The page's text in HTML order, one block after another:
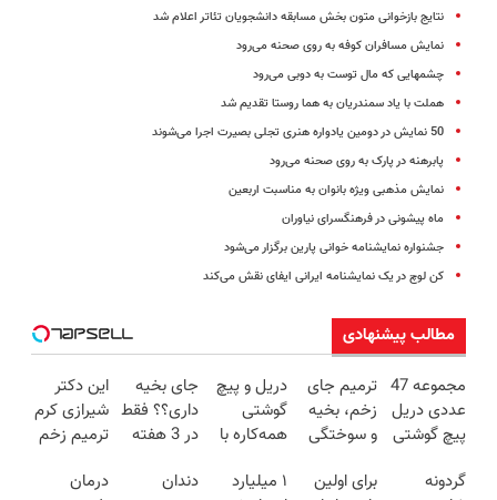
نتایج بازخوانی متون بخش مسابقه دانشجویان تئاتر اعلام شد
نمایش مسافران کوفه به روی صحنه می‌رود
چشمهایی که مال توست به دوبی می‌رود
هملت با یاد سمندریان به هما روستا تقدیم شد
50 نمایش در دومین یادواره هنری تجلی بصیرت اجرا می‌شوند
پابرهنه در پارک به روی صحنه می‌رود
نمایش مذهبی ویژه بانوان به مناسبت اربعین
ماه پیشونی در فرهنگسرای نیاوران
جشنواره نمایشنامه خوانی پارین برگزار می‌شود
کن لوچ در یک نمایشنامه‌ ایرانی ایفای نقش می‌کند
مطالب پیشنهادی
مجموعه 47
عددی دریل
پیچ گوشتی
(تخفیف به
ترمیم جای
زخم، بخیه
و سوختگی
هفته!!😍
دریل و پیچ
گوشتی
همه‌کاره با
هوشمند ⚙️
جای بخیه
داری؟؟ فقط
در 3 هفته
کن!😍
این دکتر
شیرازی کرم
ترمیم زخم
ساخت!!!
گردونه
برای اولین
۱ میلیارد
دندان
درمان